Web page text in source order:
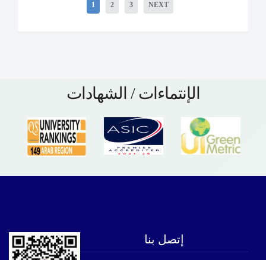
1 2 3 NEXT
الإنتماءات / الشهادات
إتصل بنا